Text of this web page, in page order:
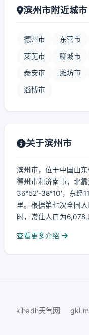
滨州市附近城市
德州市 东营市
莱芜市 聊城市
泰安市 潍坊市
淄博市
关于滨州市
滨州市，位于中国山
德州市和济南市，北
36°52′-38°10′，东经
里。根据第七次全国
时，常住人口为
查看更多介绍
kihadh天气网